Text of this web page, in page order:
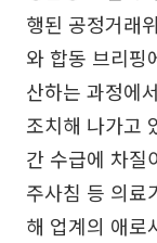
행된 공정거래
와 합동 브리핑
산하는 과정에
조치해 나가고
간 수급에 차질
주사침 등 의료
해 업계의 애로